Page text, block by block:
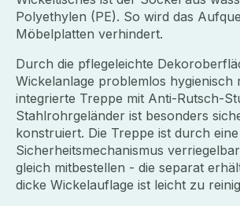
Polyethylen (PE). So wird das
Möbelplatten verhindert.
Durch die pflegeleichte
Wickelanlage problemlos hygienisch
integrierte Treppe mit Anti-Rutsch-
Stahlrohrgeländer ist besonders
konstruiert. Die Treppe ist durch
Sicherheitsmechanismus
gleich mitbestellen - die separat
dicke Wickelauflage ist leicht zu